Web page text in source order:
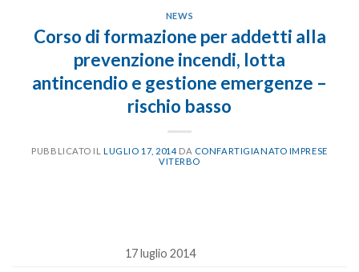
NEWS
Corso di formazione per addetti alla
prevenzione incendi, lotta
antincendio e gestione emergenze –
rischio basso
PUBBLICATO ILLUGLIO 17, 2014 DA CONFARTIGIANATO IMPRESE
VITERBO
17 luglio 2014